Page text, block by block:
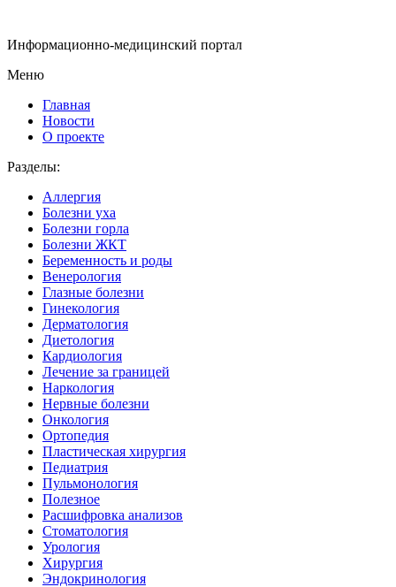
Информационно-медицинский портал
Меню
Главная
Новости
О проекте
Разделы:
Аллергия
Болезни уха
Болезни горла
Болезни ЖКТ
Беременность и роды
Венерология
Глазные болезни
Гинекология
Дерматология
Диетология
Кардиология
Лечение за границей
Наркология
Нервные болезни
Онкология
Ортопедия
Пластическая хирургия
Педиатрия
Пульмонология
Полезное
Расшифровка анализов
Стоматология
Урология
Хирургия
Эндокринология